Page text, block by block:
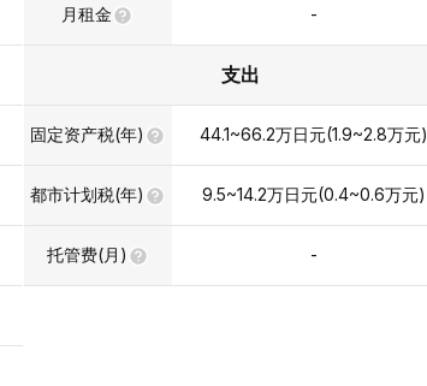
月租金 -
支出
固定资产税(年) 44.1~66.2万日元(1.9~2.8万元)
都市计划税(年) 9.5~14.2万日元(0.4~0.6万元)
托管费(月) -